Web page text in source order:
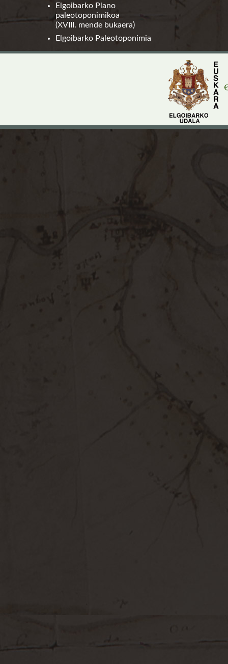
Elgoibarko Plano
paleotoponimikoa
(XVIII. mende bukaera)
Elgoibarko Paleotoponimia